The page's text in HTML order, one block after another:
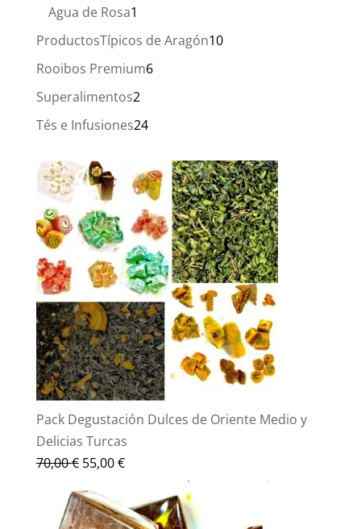
Agua de Rosa1
producto
ProductosTípicos de Aragón1010
Rooibos Premium66
Superalimentos22
productos
Tés e Infusiones2424
Pack Degustación Dulces de Oriente Medio y
Delicias Turcas
70,00€ El
original
55,00€El
actual